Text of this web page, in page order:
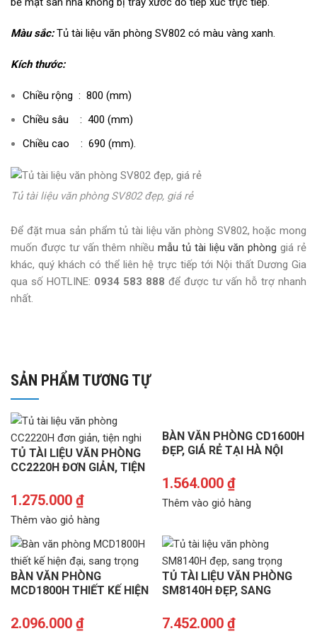
Màu sắc: Tủ tài liệu văn phòng SV802 có màu vàng xanh.
Kích thước:
Chiều rộng : 800 (mm)
Chiều sâu : 400 (mm)
Chiều cao : 690 (mm).
Tủ tài liệu văn phòng SV802 đẹp, giá rẻ
Để đặt mua sản phẩm tủ tài liệu văn phòng SV802, hoặc mong
muốn được tư vấn thêm nhiềumẫu tủ tài liệu văn phòng giá rẻ
khác, quý khách có thể liên hệ trực tiếp tới Nội thất Dương Gia
qua số HOTLINE: 0934 583 888 để được tư vấn hỗ trợ nhanh
nhất.
SẢN PHẨM TƯƠNG TỰ
TỦ TÀI LIỆU VĂN PHÒNG
CC2220H ĐƠN GIẢN, TIỆN
1.275.000 ₫
Thêm vào giỏ hàng
BÀN VĂN PHÒNG CD1600H
ĐẸP, GIÁ RẺ TẠI HÀ NỘI
1.564.000 ₫
Thêm vào giỏ hàng
BÀN VĂN PHÒNG
MCD1800H THIẾT KẾ HIỆN
2.096.000 ₫
TỦ TÀI LIỆU VĂN PHÒNG
SM8140H ĐẸP, SANG
7.452.000 ₫